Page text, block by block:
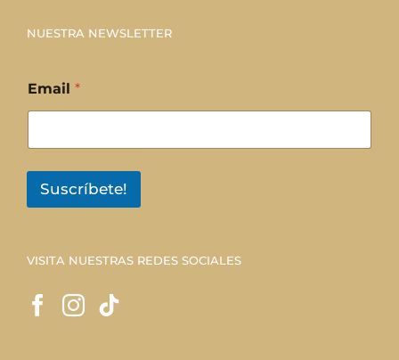
NUESTRA NEWSLETTER
Email *
Suscríbete!
VISITA NUESTRAS REDES SOCIALES